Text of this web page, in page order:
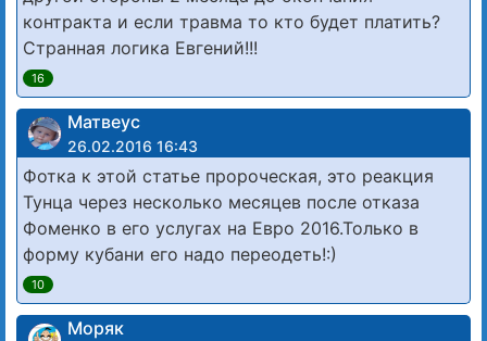
контракта и если травма то кто будет платить?
Странная логика Евгений!!!
16
Матвеус
26.02.2016 16:43
Фотка к этой статье пророческая, это реакция
Тунца через несколько месяцев после отказа
Фоменко в его услугах на Евро 2016.Только в
форму кубани его надо переодеть!:)
10
Моряк